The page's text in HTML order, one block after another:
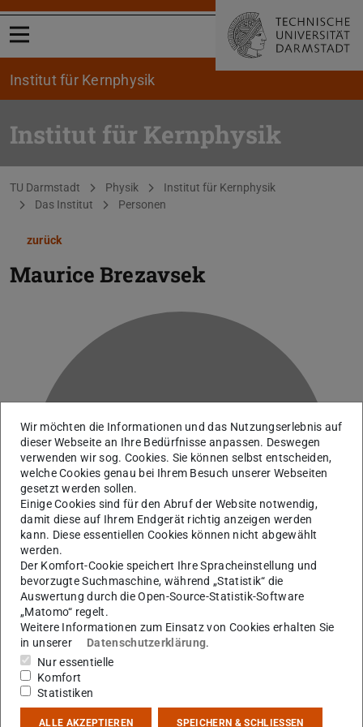
Menü öffnen
Institut für Kernphysik
Institut für Kernphysik
Sie befinden sich hier:
TU Darmstadt Physik
Institut für Kernphysik
Das Institut
Personen
zurück
Maurice Brezavsek
B
AG Braun
Kontakt
Wir möchten die Informationen und das Nutzungserlebnis auf
dieser Webseite an Ihre Bedürfnisse anpassen. Deswegen
verwenden wir sog. Cookies. Sie können selbst entscheiden,
welche Cookies genau bei Ihrem Besuch unserer Webseiten
gesetzt werden sollen.
Einige Cookies sind für den Abruf der Website notwendig,
damit diese auf Ihrem Endgerät richtig anzeigen werden
kann. Diese essentiellen Cookies können nicht abgewählt
werden.
Der Komfort-Cookie speichert Ihre Spracheinstellung und
bevorzugte Suchmaschine, während „Statistik“ die
Auswertung durch die Open-Source-Statistik-Software
„Matomo“ regelt.
Weitere Informationen zum Einsatz von Cookies erhalten Sie
in unserer
Datenschutzerklärung.
Nur essentielle
Komfort
Statistiken
ALLE AKZEPTIEREN SPEICHERN & SCHLIESSEN